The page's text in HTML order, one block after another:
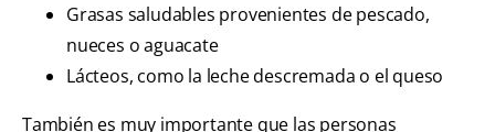
Grasas saludables provenientes de pescado,
nueces o aguacate
Lácteos, como la leche descremada o el queso
También es muy importante que las personas